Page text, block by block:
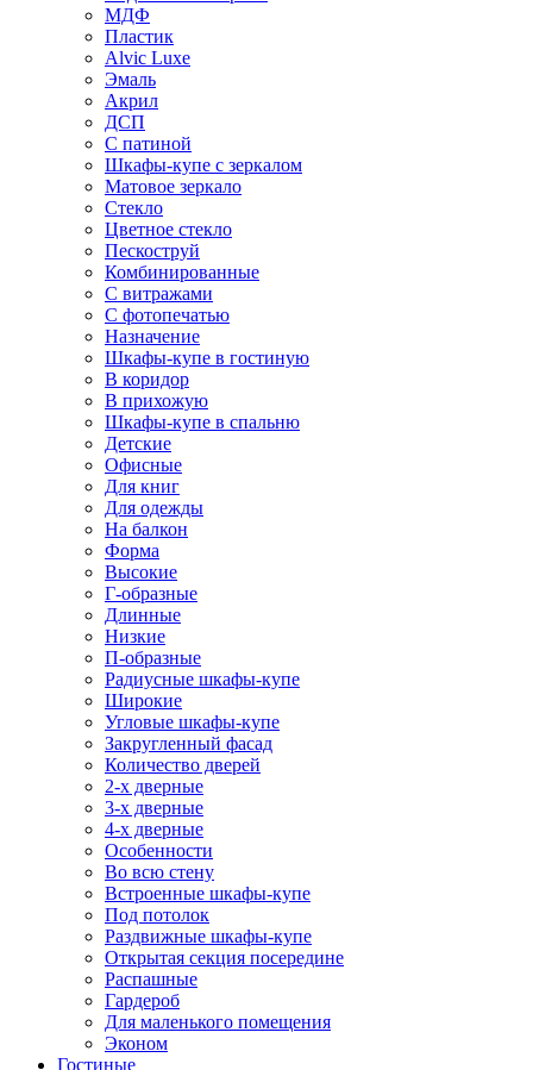
МДФ
Пластик
Alvic Luxe
Эмаль
Акрил
ДСП
С патиной
Шкафы-купе с зеркалом
Матовое зеркало
Стекло
Цветное стекло
Пескоструй
Комбинированные
С витражами
С фотопечатью
Назначение
Шкафы-купе в гостиную
В коридор
В прихожую
Шкафы-купе в спальню
Детские
Офисные
Для книг
Для одежды
На балкон
Форма
Высокие
Г-образные
Длинные
Низкие
П-образные
Радиусные шкафы-купе
Широкие
Угловые шкафы-купе
Закругленный фасад
Количество дверей
2-х дверные
3-х дверные
4-х дверные
Особенности
Во всю стену
Встроенные шкафы-купе
Под потолок
Раздвижные шкафы-купе
Открытая секция посередине
Распашные
Гардероб
Для маленького помещения
Эконом
Гостиные